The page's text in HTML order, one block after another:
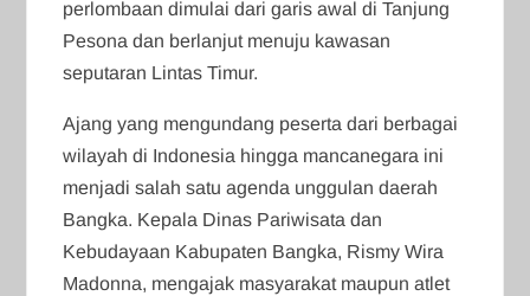
perlombaan dimulai dari garis awal di Tanjung
Pesona dan berlanjut menuju kawasan
seputaran Lintas Timur.
Ajang yang mengundang peserta dari berbagai
wilayah di Indonesia hingga mancanegara ini
menjadi salah satu agenda unggulan daerah
Bangka. Kepala Dinas Pariwisata dan
Kebudayaan Kabupaten Bangka, Rismy Wira
Madonna, mengajak masyarakat maupun atlet